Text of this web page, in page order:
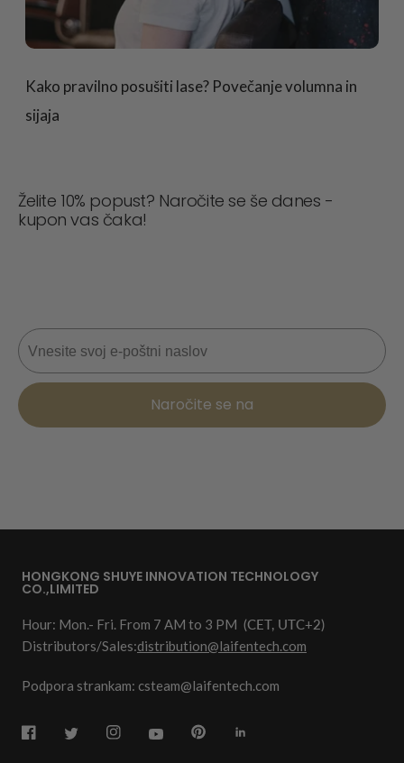
Kako pravilno posušiti lase? Povečanje volumna in
sijaja
Želite 10% popust? Naročite se še danes -
kupon vas čaka!
E-pošta
Naročite se na
HONGKONG SHUYE INNOVATION TECHNOLOGY
CO.,LIMITED
Hour: Mon.- Fri. From 7 AM to 3 PM (CET, UTC+2)
Distributors/Sales:distribution@laifentech.com
Podpora strankam: csteam@laifentech.com